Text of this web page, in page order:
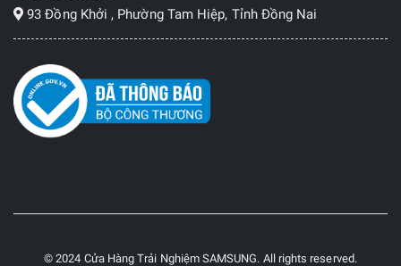
93 Đồng Khởi , Phường Tam Hiệp, Tỉnh Đồng Nai
© 2024 Cửa Hàng Trải Nghiệm SAMSUNG. All rights reserved.